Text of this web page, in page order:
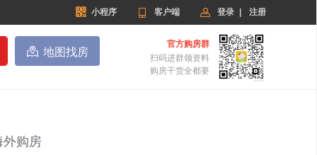
 小程序  客户端  登录 注册
 地图找房
官方购房群
扫码进群领资料
购房干货全都要
外购房